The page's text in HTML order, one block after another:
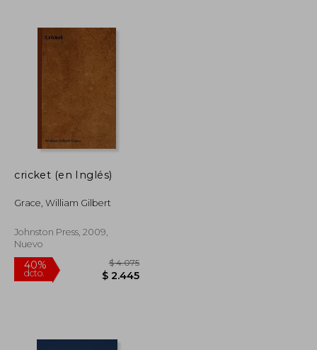
$ 861
cricket (en Inglés)
Grace, William Gilbert
Johnston Press, 2009,
Nuevo